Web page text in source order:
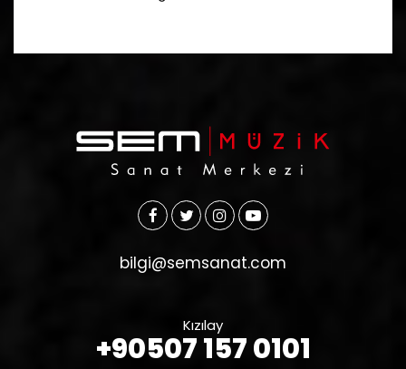
bilgi@semsanat.com
Kızılay
+90507 157 0101